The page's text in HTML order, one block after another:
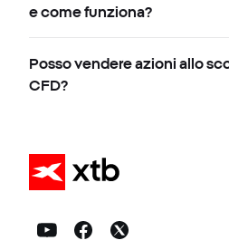
e come funziona?
Posso vendere azioni allo
CFD?